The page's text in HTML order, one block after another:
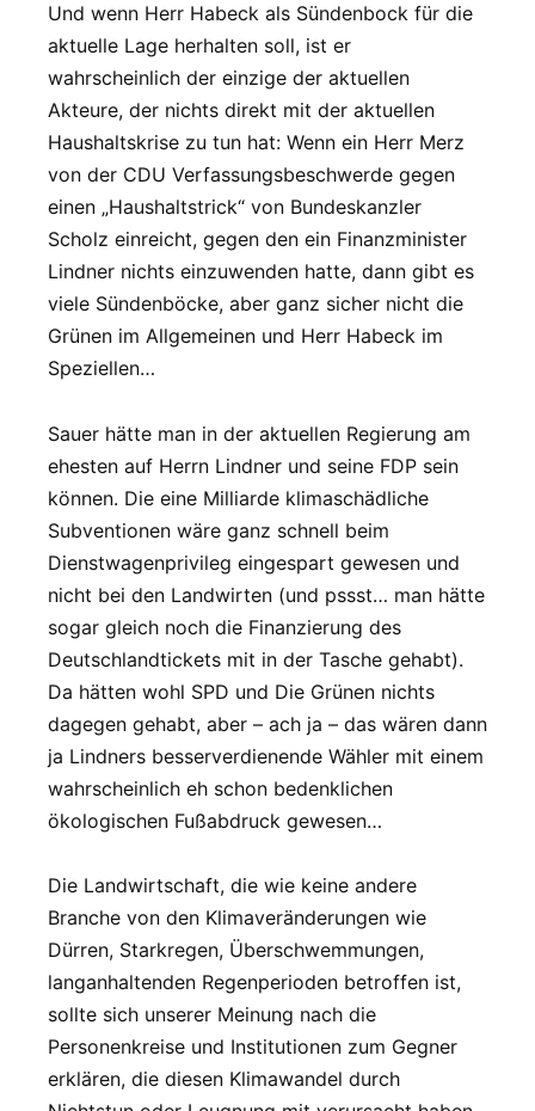
Und wenn Herr Habeck als Sündenbock für die
aktuelle Lage herhalten soll, ist er
wahrscheinlich der einzige der aktuellen
Akteure, der nichts direkt mit der aktuellen
Haushaltskrise zu tun hat: Wenn ein Herr Merz
von der CDU Verfassungsbeschwerde gegen
einen „Haushaltstrick“ von Bundeskanzler
Scholz einreicht, gegen den ein Finanzminister
Lindner nichts einzuwenden hatte, dann gibt es
viele Sündenböcke, aber ganz sicher nicht die
Grünen im Allgemeinen und Herr Habeck im
Speziellen…
Sauer hätte man in der aktuellen Regierung am
ehesten auf Herrn Lindner und seine FDP sein
können. Die eine Milliarde klimaschädliche
Subventionen wäre ganz schnell beim
Dienstwagenprivileg eingespart gewesen und
nicht bei den Landwirten (und pssst… man hätte
sogar gleich noch die Finanzierung des
Deutschlandtickets mit in der Tasche gehabt).
Da hätten wohl SPD und Die Grünen nichts
dagegen gehabt, aber – ach ja – das wären dann
ja Lindners besserverdienende Wähler mit einem
wahrscheinlich eh schon bedenklichen
ökologischen Fußabdruck gewesen…
Die Landwirtschaft, die wie keine andere
Branche von den Klimaveränderungen wie
Dürren, Starkregen, Überschwemmungen,
langanhaltenden Regenperioden betroffen ist,
sollte sich unserer Meinung nach die
Personenkreise und Institutionen zum Gegner
erklären, die diesen Klimawandel durch